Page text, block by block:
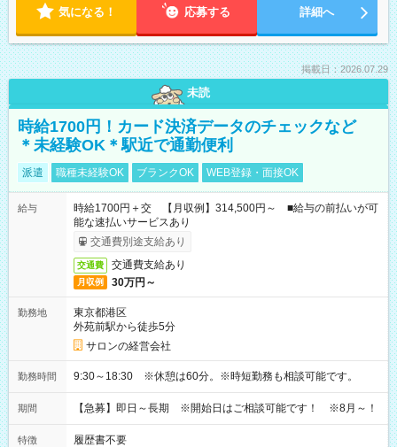
気になる！ 応募する 詳細へ
掲載日：2026.07.29
未読
時給1700円！カード決済データのチェックなど
＊未経験OK＊駅近で通勤便利
派遣 職種未経験OK ブランクOK WEB登録・面接OK
給与
時給1700円＋交 【月収例】314,500円～ ■給与の前払いが可
能な速払いサービスあり
交通費別途支給あり
交通費 交通費支給あり
月収例 30万円～
勤務地
東京都港区
外苑前駅から徒歩5分
サロンの経営会社
勤務時間 9:30～18:30 ※休憩は60分。※時短勤務も相談可能です。
期間 【急募】即日～長期 ※開始日はご相談可能です！ ※8月～！
特徴 履歴書不要